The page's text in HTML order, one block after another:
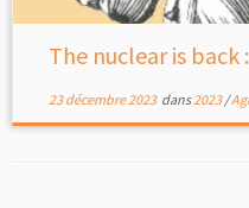
The nuclear is back
23 décembre 2023dans2023/